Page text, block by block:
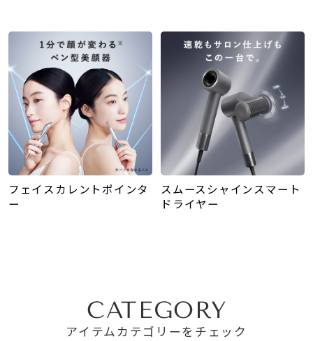
フェイスカレントポインタ
ー
スムースシャインスマート
ドライヤー
CATEGORY
アイテムカテゴリーをチェック